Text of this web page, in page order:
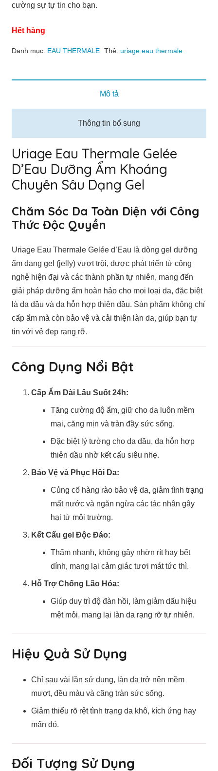
cường sự tự tin cho bạn.
Hết hàng
Danh mục: EAU THERMALE Thẻ: uriage eau thermale
Mô tả
Thông tin bổ sung
Uriage Eau Thermale Gelée
D’Eau Dưỡng Ẩm Khoáng
Chuyên Sâu Dạng Gel
Chăm Sóc Da Toàn Diện với Công
Thức Độc Quyền
Uriage Eau Thermale Gelée d’Eau là dòng gel dưỡng
ẩm dạng gel (jelly) vượt trội, được phát triển từ công
nghệ hiện đại và các thành phần tự nhiên, mang đến
giải pháp dưỡng ẩm hoàn hảo cho mọi loại da, đặc biệt
là da dầu và da hỗn hợp thiên dầu. Sản phẩm không chỉ
cấp ẩm mà còn bảo vệ và cải thiện làn da, giúp bạn tự
tin với vẻ đẹp rạng rỡ.
Công Dụng Nổi Bật
Cấp Ẩm Dài Lâu Suốt 24h:
Tăng cường độ ẩm, giữ cho da luôn mềm
mại, căng mịn và tràn đầy sức sống.
Đặc biệt lý tưởng cho da dầu, da hỗn hợp
thiên dầu nhờ kết cấu siêu nhẹ.
Bảo Vệ và Phục Hồi Da:
Củng cố hàng rào bảo vệ da, giảm tình trạng
mất nước và ngăn ngừa các tác nhân gây
hại từ môi trường.
Kết Cấu gel Độc Đáo:
Thấm nhanh, không gây nhờn rít hay bết
dính, mang lại cảm giác tươi mát tức thì.
Hỗ Trợ Chống Lão Hóa:
Giúp duy trì độ đàn hồi, làm giảm dấu hiệu
mệt mỏi, mang lại làn da rạng rỡ tự nhiên.
Hiệu Quả Sử Dụng
Chỉ sau vài lần sử dụng, làn da trở nên mềm
mượt, đều màu và căng tràn sức sống.
Giảm thiểu rõ rệt tình trạng da khô, kích ứng hay
mẩn đỏ.
Đối Tượng Sử Dụng